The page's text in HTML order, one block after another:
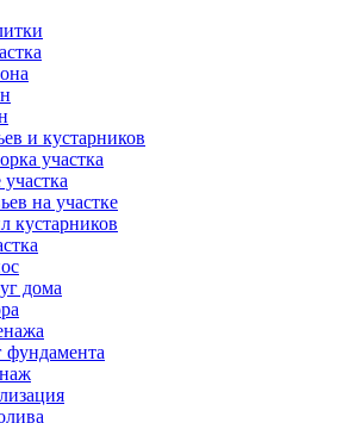
и кустарников
участка
на участке
кустарников
дома
фундамента